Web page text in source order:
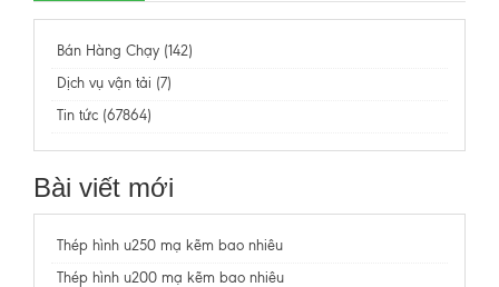
Bán Hàng Chạy (142)
Dịch vụ vận tải (7)
Tin tức (67864)
Bài viết mới
Thép hình u250 mạ kẽm bao nhiêu
Thép hình u200 mạ kẽm bao nhiêu